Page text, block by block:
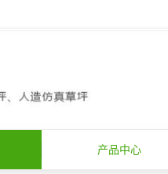
产品中心